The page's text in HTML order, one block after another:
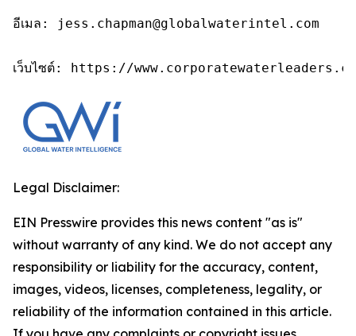
อีเมล: jess.chapman@globalwaterintel.com
เว็บไซต์: https://
Legal Disclaimer:
EIN Presswire provides this news content "as is"
without warranty of any kind. We do not accept any
responsibility or liability for the accuracy, content,
images, videos, licenses, completeness, legality, or
reliability of the information contained in this article.